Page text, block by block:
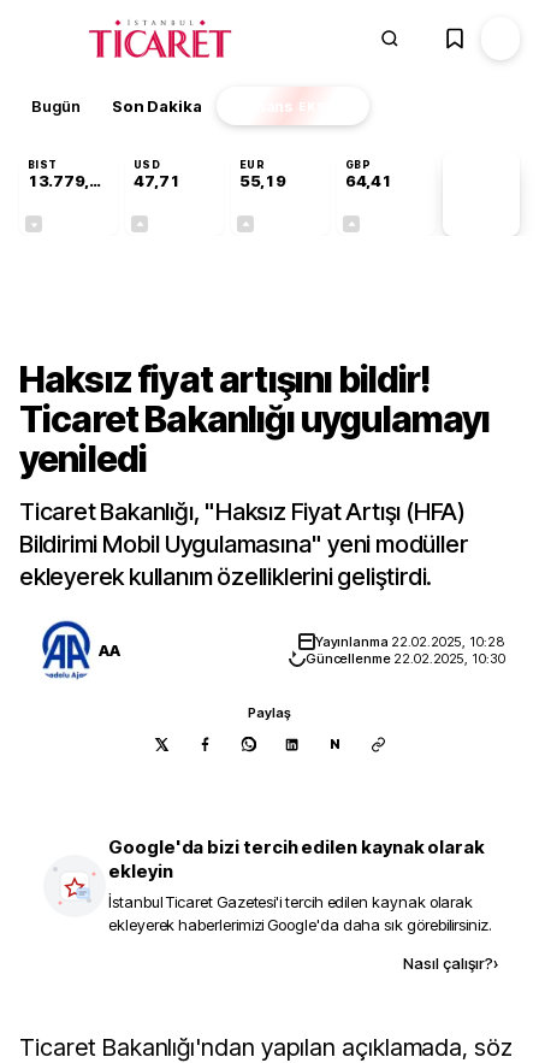
Bugün Son Dakika Finans EKSTRA
BIST
13.779,39
USD
47,71
EUR
55,19
GBP
64,41
Haksız fiyat artışını bildir!
Ticaret Bakanlığı uygulamayı
yeniledi
Ticaret Bakanlığı, "Haksız Fiyat Artışı (HFA)
Bildirimi Mobil Uygulamasına" yeni modüller
ekleyerek kullanım özelliklerini geliştirdi.
AA Yayınlanma 22.02.2025, 10:28
Güncellenme 22.02.2025, 10:30
Paylaş
N
Google'da bizi tercih edilen kaynak olarak
ekleyin
İstanbul Ticaret Gazetesi'i tercih edilen kaynak olarak
ekleyerek haberlerimizi Google'da daha sık görebilirsiniz.
Nasıl çalışır?›
Ticaret Bakanlığı'ndan yapılan açıklamada, söz